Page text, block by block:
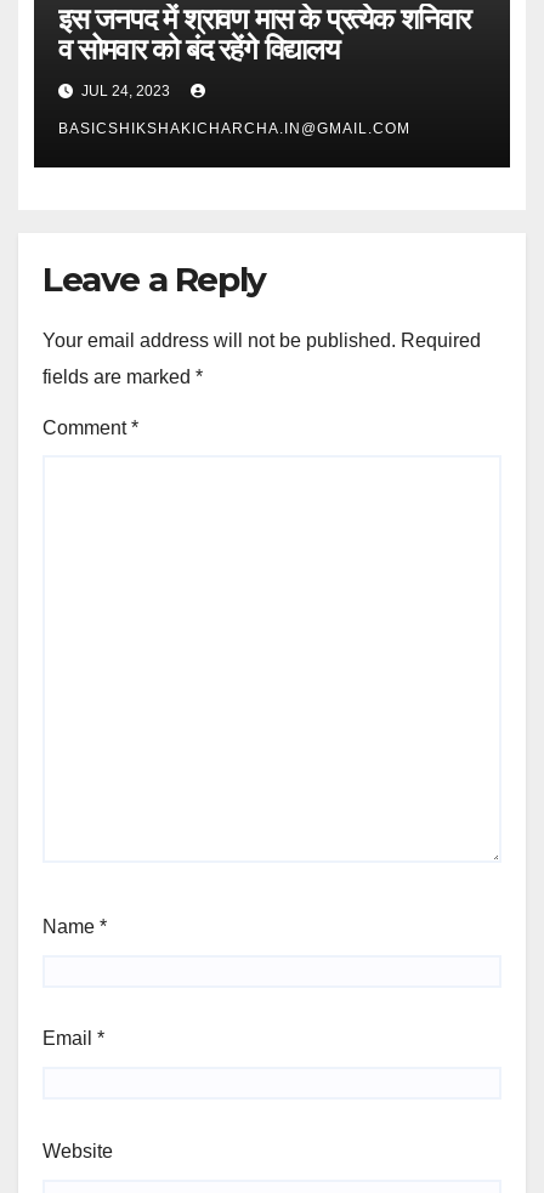
इस जनपद में श्रावण मास के प्रत्येक शनिवार
व सोमवार को बंद रहेंगे विद्यालय
JUL 24, 2023
BASICSHIKSHAKICHARCHA.IN@GMAIL.COM
Leave a Reply
Your email address will not be published. Required
fields are marked *
Comment*
Name *
Email *
Website